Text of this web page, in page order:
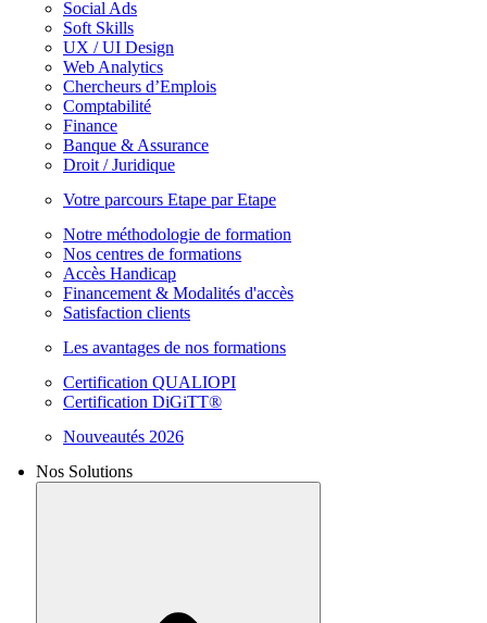
Social Ads
Soft Skills
UX / UI Design
Web Analytics
Chercheurs d’Emplois
Comptabilité
Finance
Banque & Assurance
Droit / Juridique
Votre parcours Etape par Etape
Notre méthodologie de formation
Nos centres de formations
Accès Handicap
Financement & Modalités d'accès
Satisfaction clients
Les avantages de nos formations
Certification QUALIOPI
Certification DiGiTT®
Nouveautés 2026
Nos Solutions